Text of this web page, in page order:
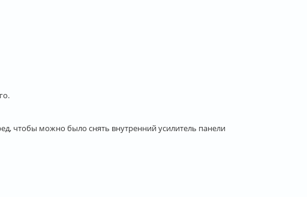
чтобы можно было снять внутренний усилитель панели